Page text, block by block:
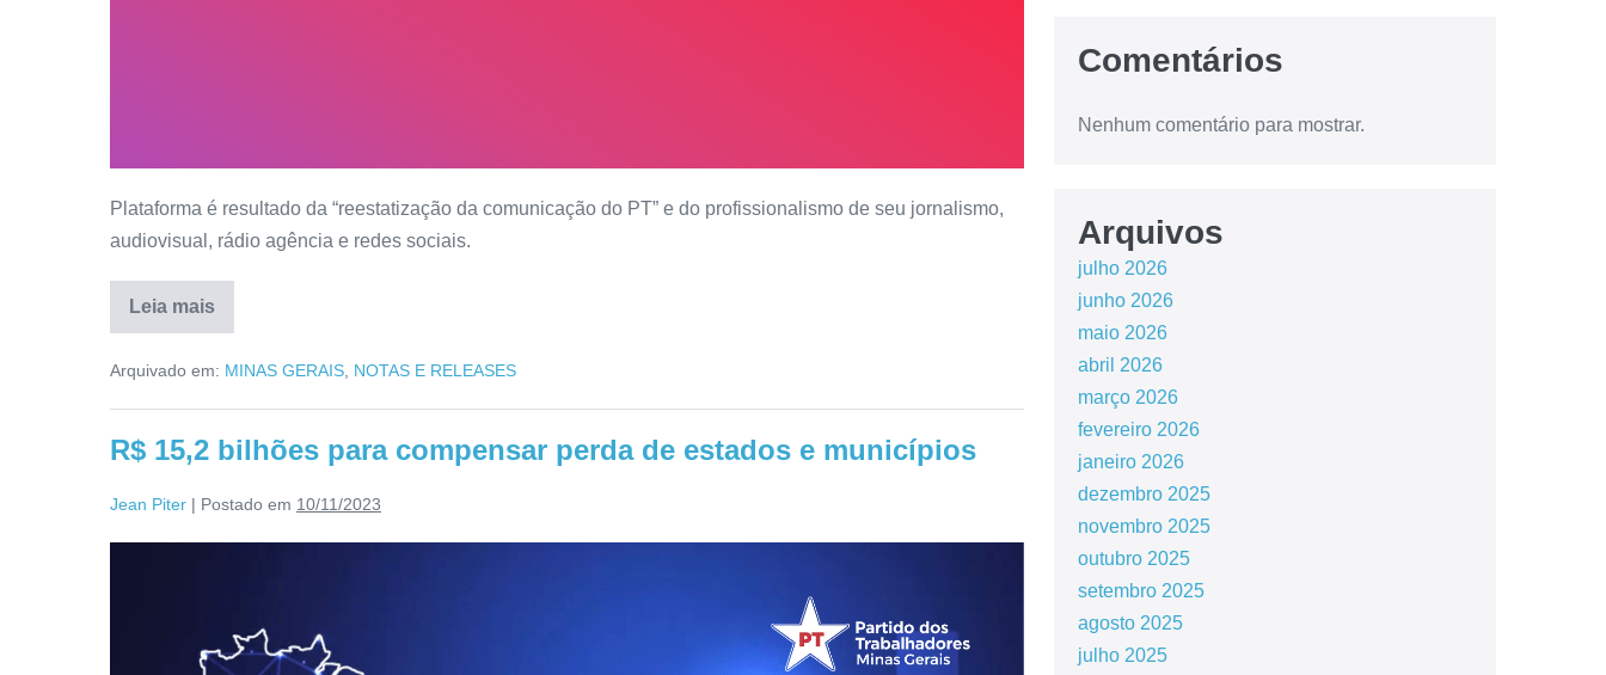
Plataforma é resultado da “reestatização da comunicação do PT” e do profissionalismo de seu jornalismo,
audiovisual, rádio agência e redes sociais.
Leia mais
Arquivado em: MINAS GERAIS, NOTAS E RELEASES
R$ 15,2 bilhões para compensar perda de estados e municípios
Jean Piter | Postado em 10/11/2023
Comentários
Nenhum comentário para mostrar.
Arquivos
julho 2026
junho 2026
maio 2026
abril 2026
março 2026
fevereiro 2026
janeiro 2026
dezembro 2025
novembro 2025
outubro 2025
setembro 2025
agosto 2025
julho 2025